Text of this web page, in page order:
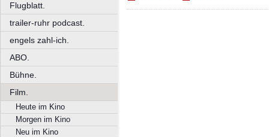
Flugblatt.
trailer-ruhr podcast.
engels zahl-ich.
ABO.
Bühne.
Film.
Heute im Kino
Morgen im Kino
Neu im Kino